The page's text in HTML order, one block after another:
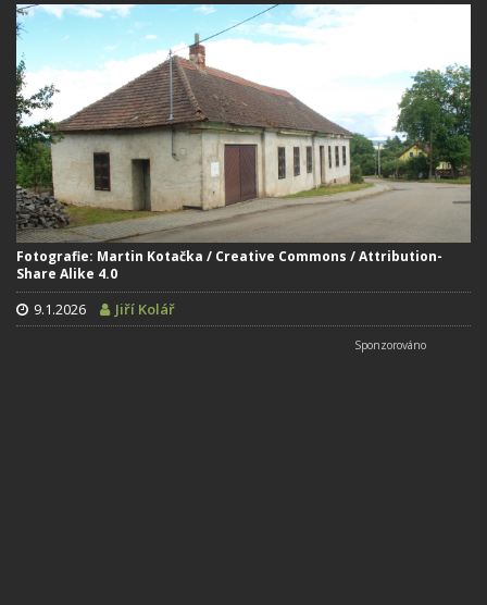
Fotografie: Martin Kotačka / Creative Commons / Attribution-
Share Alike 4.0
9.1.2026 Jiří Kolář